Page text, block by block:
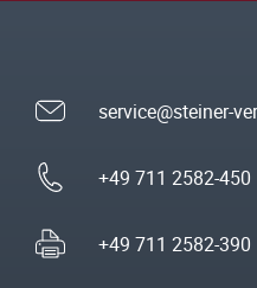
service@steiner-
+49 711 2582-450
+49 711 2582-390